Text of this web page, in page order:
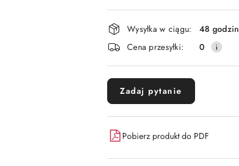
płatność
i
dostawa
Wysyłka w ciągu:
48 godzin
Cena przesyłki:
0
Zadaj pytanie
Pobierz produkt do PDF